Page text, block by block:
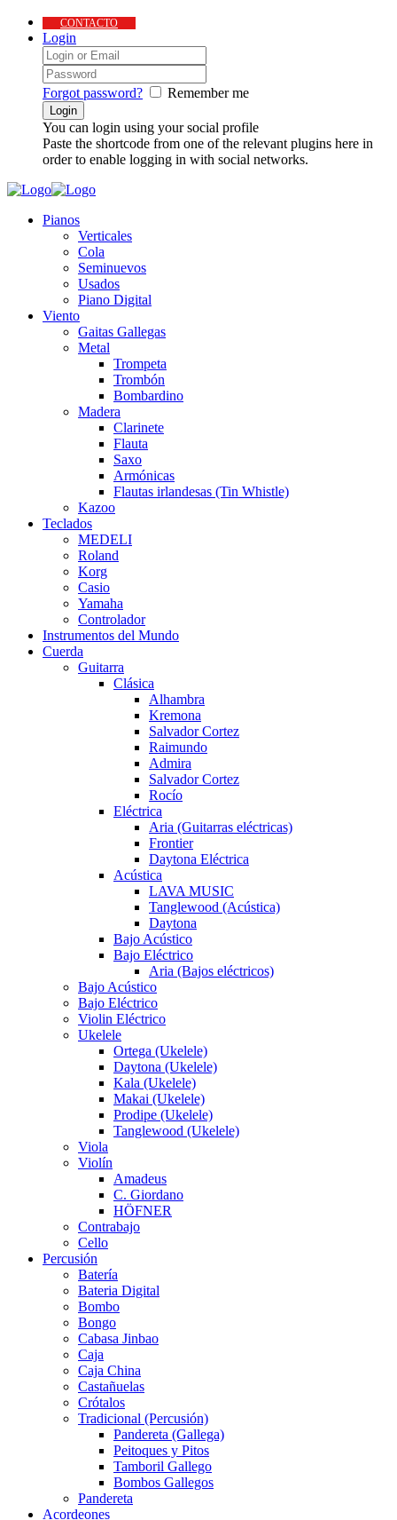
CONTACTO
Login
Forgot password? Remember me
You can login using your social profile
Paste the shortcode from one of the relevant plugins here in
order to enable logging in with social networks.
Pianos
Verticales
Cola
Seminuevos
Usados
Piano Digital
Viento
Gaitas Gallegas
Metal
Trompeta
Trombón
Bombardino
Madera
Clarinete
Flauta
Saxo
Armónicas
Flautas irlandesas (Tin Whistle)
Kazoo
Teclados
MEDELI
Roland
Korg
Casio
Yamaha
Controlador
Instrumentos del Mundo
Cuerda
Guitarra
Clásica
Alhambra
Kremona
Salvador Cortez
Raimundo
Admira
Salvador Cortez
Rocío
Eléctrica
Aria (Guitarras eléctricas)
Frontier
Daytona Eléctrica
Acústica
LAVA MUSIC
Tanglewood (Acústica)
Daytona
Bajo Acústico
Bajo Eléctrico
Aria (Bajos eléctricos)
Bajo Acústico
Bajo Eléctrico
Violin Eléctrico
Ukelele
Ortega (Ukelele)
Daytona (Ukelele)
Kala (Ukelele)
Makai (Ukelele)
Prodipe (Ukelele)
Tanglewood (Ukelele)
Viola
Violín
Amadeus
C. Giordano
HÖFNER
Contrabajo
Cello
Percusión
Batería
Bateria Digital
Bombo
Bongo
Cabasa Jinbao
Caja
Caja China
Castañuelas
Crótalos
Tradicional (Percusión)
Pandereta (Gallega)
Peitoques y Pitos
Tamboril Gallego
Bombos Gallegos
Pandereta
Acordeones